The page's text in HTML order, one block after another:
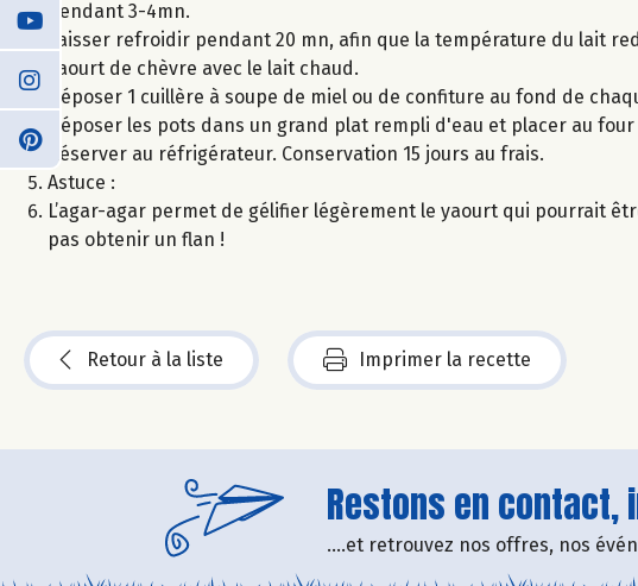
pendant 3-4mn.
Laisser refroidir pendant 20 mn, afin que la température du lait
yaourt de chèvre avec le lait chaud.
Déposer 1 cuillère à soupe de miel ou de confiture au fond de
Déposer les pots dans un grand plat rempli d'eau et placer au
Réserver au réfrigérateur. Conservation 15 jours au frais.
Astuce :
L’agar-agar permet de gélifier légèrement le yaourt qui pourrait
pas obtenir un flan !
Retour à la liste Imprimer la recette
Restons en
....et retrouvez nos offres, nos